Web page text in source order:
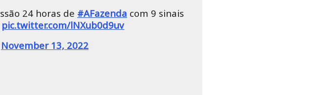
24 horas de #AFazenda com 9 sinais
pic.twitter.com/lNXub0d9uv
November 13, 2022